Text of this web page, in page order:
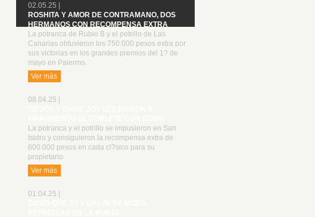
02.05.25 |
ROSHITA Y AMOR DE CONTRAMANO, DOS
HERMANOS CON RECOMPENSA EXTRA
La potranca de Rubio B y el potrillo de Las
Canarias obtuvieron los 750.000 pesos extra por
sus victorias en los grandes premios del 1? de
mayo en Palermo.
Ver más
08.04.25 |
La potranca y el potrillo se impusieron en San
Isidro y consiguieron la recompensa extra de
600.000 pesos en cada cl?sico para su
propietario.
Ver más
01.04.25 |